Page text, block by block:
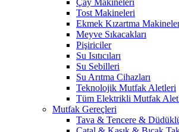
Çay Makineleri
Tost Makineleri
Ekmek Kızartma
Meyve Sıkacakları
Pişiriciler
Su Isıtıcıları
Su Sebilleri
Su Arıtma Cihazları
Teknolojik Mutfak Aletleri
Tüm Elektrikli Mutfak
Mutfak Gereçleri
Tava & Tencere &